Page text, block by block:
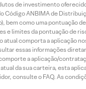
de investimento
Código ANBIMA de
bem como uma
e limites da pontuação de
comporta a aplicação
essas informações
a aplicação/
da sua carteira, esta
consulte o FAQ. As